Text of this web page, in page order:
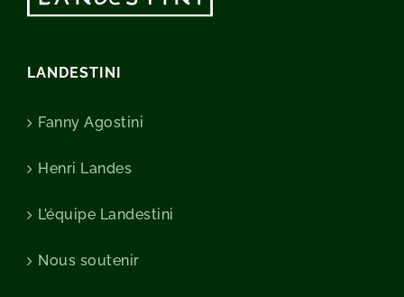
LANDESTINI
Fanny Agostini
Henri Landes
L’équipe Landestini
Nous soutenir